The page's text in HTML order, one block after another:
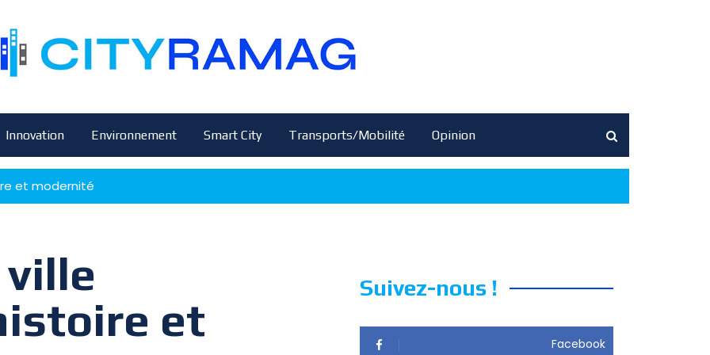
Innovation Environnement Smart City Transports/Mobilité Opinion
et modernité
et
Suivez-nous !
Facebook